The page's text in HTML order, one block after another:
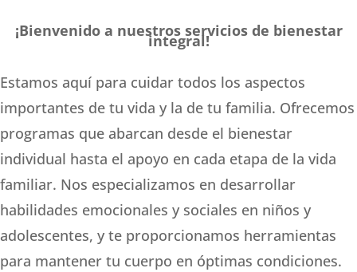
¡Bienvenido a nuestros servicios de bienestar
integral!
Estamos aquí para cuidar todos los aspectos
importantes de tu vida y la de tu familia. Ofrecemos
programas que abarcan desde el bienestar
individual hasta el apoyo en cada etapa de la vida
familiar. Nos especializamos en desarrollar
habilidades emocionales y sociales en niños y
adolescentes, y te proporcionamos herramientas
para mantener tu cuerpo en óptimas condiciones.